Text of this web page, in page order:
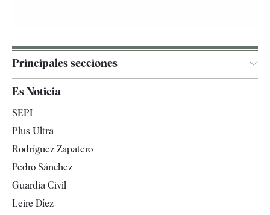
Principales secciones
España
Televisión
Es Noticia
SEPI
Plus Ultra
Rodríguez Zapatero
Pedro Sánchez
Guardia Civil
Leire Díez